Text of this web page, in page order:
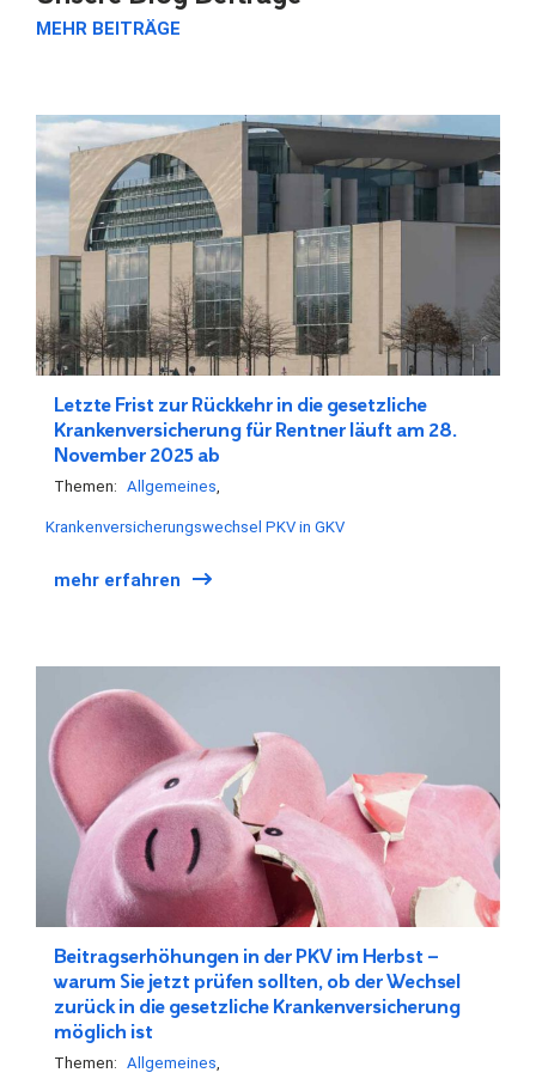
MEHR BEITRÄGE
Letzte Frist zur Rückkehr in die gesetzliche
Krankenversicherung für Rentner läuft am 28.
November 2025 ab
Themen: Allgemeines
Krankenversicherungswechsel PKV in GKV
mehr erfahren
Beitragserhöhungen in der PKV im Herbst –
warum Sie jetzt prüfen sollten, ob der Wechsel
zurück in die gesetzliche Krankenversicherung
möglich ist
Themen: Allgemeines